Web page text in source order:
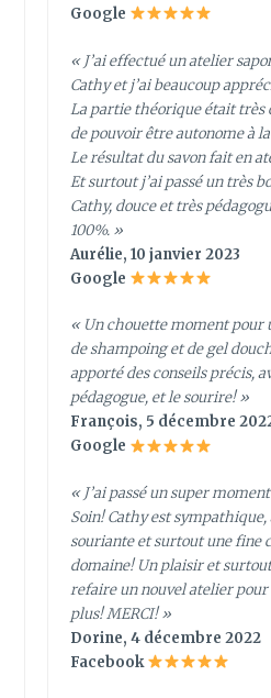
Google
« J’ai effectué un atelier
Cathy et j’ai beaucoup
La partie théorique était très
de pouvoir être autonome à
Le résultat du savon fait en
Et surtout j’ai passé un très
Cathy, douce et très
100%. »
Aurélie, 10 janvier 2023
Google
« Un chouette moment pour
de shampoing et de gel
apporté des conseils précis,
pédagogue, et le sourire! »
François, 5 décembre
Google
« J’ai passé un super
Soin! Cathy est
souriante et surtout une fine
domaine! Un plaisir et
refaire un nouvel atelier
plus! MERCI! »
Dorine, 4 décembre 2022
Facebook